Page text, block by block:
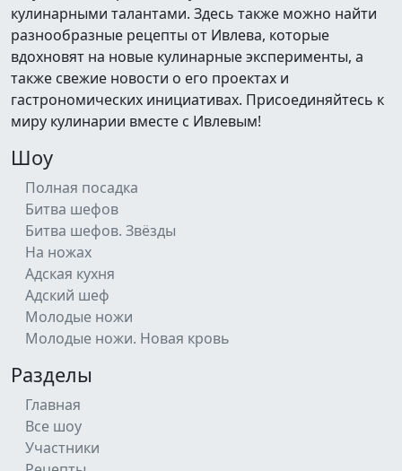
кулинарными талантами. Здесь также можно найти
разнообразные рецепты от Ивлева, которые
вдохновят на новые кулинарные эксперименты, а
также свежие новости о его проектах и
гастрономических инициативах. Присоединяйтесь к
миру кулинарии вместе с Ивлевым!
Шоу
Полная посадка
Битва шефов
Битва шефов. Звёзды
На ножах
Адская кухня
Адский шеф
Молодые ножи
Молодые ножи. Новая кровь
Разделы
Главная
Все шоу
Участники